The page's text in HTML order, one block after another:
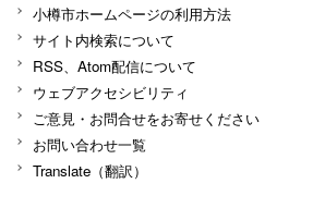
小樽市ホームページの利用方法
サイト内検索について
RSS、Atom配信について
ウェブアクセシビリティ
ご意見・お問合せをお寄せください
お問い合わせ一覧
Translate（翻訳）